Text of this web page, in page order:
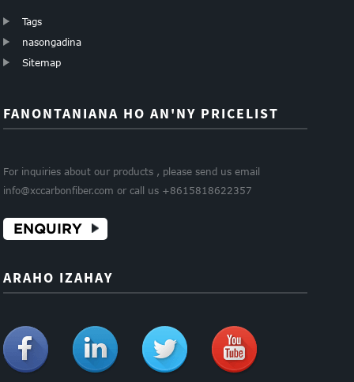
Tags
nasongadina
Sitemap
FANONTANIANA HO AN'NY PRICELIST
For inquiries about our products , please send us email
info@xccarbonfiber.com or call us +8615818622357
ENQUIRY
ARAHO IZAHAY